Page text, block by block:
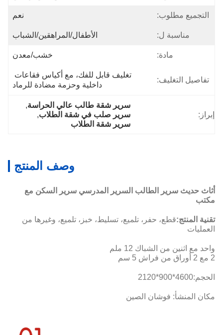
التجميع مطلوب: نعم
مناسبة ل: الأطفال/المراهقين/الشباب
مادة: خشب/معدن
تفاصيل التغليف:
تغليف قابل للفك، مع أكياس فقاعات
داخلية وحزمة مضادة للرماد
إبراز:
سرير شقة طالب عالي الحراسة,
سرير صلب في شقة الطلاب,
سرير شقة الطلاب
وصف المنتج
أثاث حديث سرير الطالب السرير المدرسي سرير السكن مع
مكتب
تقنية المنتج:قطع، حفر، تلميع، تسليط، خبز، تلميع، وغيرها من
العمليات
واحد مع اثنين من الشباك 12 ملم
2 مع 2 أوراق من فراش 5 سم
الحجم:4600*900*2120
مكان المنشأ: فوشان الصين